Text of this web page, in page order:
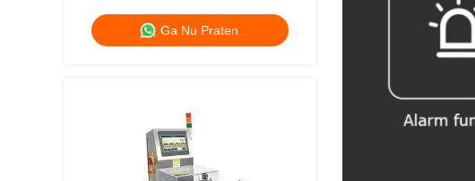
Checkweigher
Ga Nu Praten.